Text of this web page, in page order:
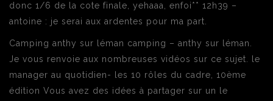
donc 1/6 de la cote finale, yehaaa, enfoi** 12h39 –
antoine : je serai aux ardentes pour ma part.
Camping anthy sur léman camping – anthy sur léman.
Je vous renvoie aux nombreuses vidéos sur ce sujet. le
manager au quotidien- les 10 rôles du cadre, 10ème
édition Vous avez des idées à partager sur un le